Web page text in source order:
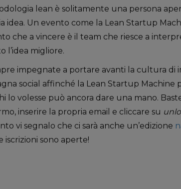
lean è solitamente una persona
Un evento come la Lean Startup
che a vincere è il team che riesce a
l’idea migliore.
impegnate a portare avanti la cultura di
social affinché la Lean Startup Machine
lo volesse può ancora dare una mano.
inserire la propria email e cliccare su
vi segnalo che ci sarà anche un’edizione
iscrizioni sono aperte!